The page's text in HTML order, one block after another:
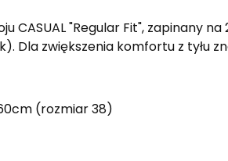
CASUAL "Regular Fit", zapinany
Dla zwiększenia komfortu z tyłu
(rozmiar 38)